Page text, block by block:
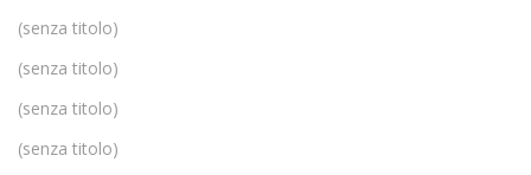
(senza titolo)
(senza titolo)
(senza titolo)
(senza titolo)